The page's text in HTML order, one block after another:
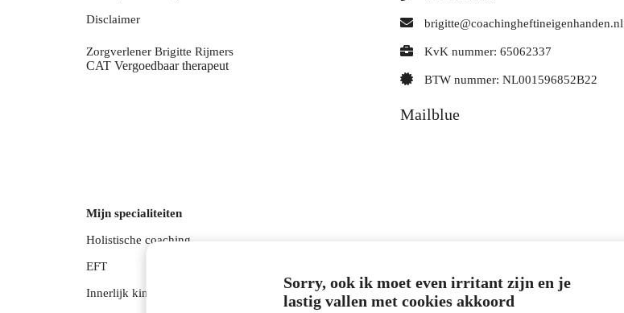
Disclaimer
Zorgverlener Brigitte Rijmers
CAT Vergoedbaar therapeut
brigitte@coachingheftineigenhanden.nl
KvK nummer: 65062337
BTW nummer: NL001596852B22
Mailblue
Mijn specialiteiten
Holistische coaching
EFT
Innerlijk kind werk
Sorry, ook ik moet even irritant zijn en je
lastig vallen met cookies akkoord